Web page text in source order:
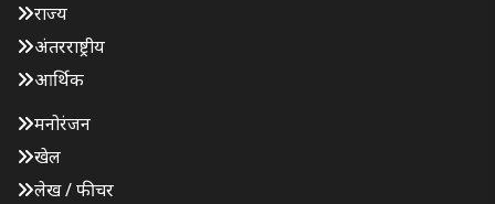
राज्य
अंतरराष्ट्रीय
आर्थिक
मनोरंजन
खेल
लेख / फीचर